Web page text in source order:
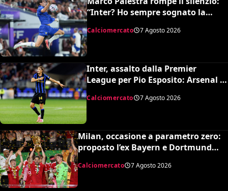
“Inter? Ho sempre sognato la
Premier League e il Chelsea”
Calciomercato 7 Agosto 2026
Inter, assalto dalla Premier
League per Pio Esposito: Arsenal e
Calciomercato 7 Agosto 2026
Milan, occasione a parametro zero:
proposto l’ex Bayern e Dortmund
Raphaël Guerreiro per il nuovo
modulo
Calciomercato 7 Agosto 2026